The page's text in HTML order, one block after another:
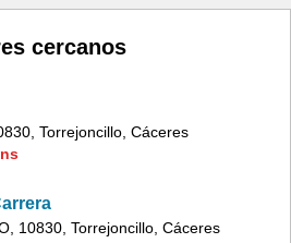
cercanos
Torrejoncillo, Cáceres
10830, Torrejoncillo, Cáceres